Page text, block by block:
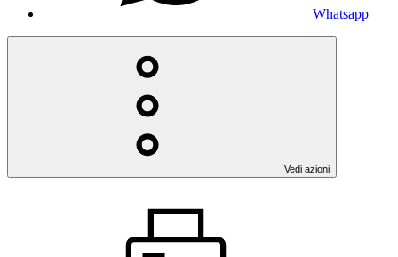
Whatsapp
Vedi azioni